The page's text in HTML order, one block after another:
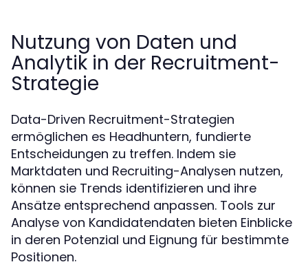
Nutzung von Daten und
Analytik in der Recruitment-
Strategie
Data-Driven Recruitment-Strategien
ermöglichen es Headhuntern, fundierte
Entscheidungen zu treffen. Indem sie
Marktdaten und Recruiting-Analysen nutzen,
können sie Trends identifizieren und ihre
Ansätze entsprechend anpassen. Tools zur
Analyse von Kandidatendaten bieten Einblicke
in deren Potenzial und Eignung für bestimmte
Positionen.